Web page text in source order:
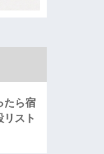
たら宿
リスト